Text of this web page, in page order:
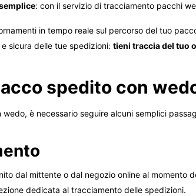
: con il servizio di tracciamento pacchi
in tempo reale sul percorso del tuo
sicura delle tue spedizioni: tieni traccia del tuo
spedito con
è necessario seguire alcuni semplici
dal mittente o dal negozio online al momento
dedicata al tracciamento delle spedizioni.